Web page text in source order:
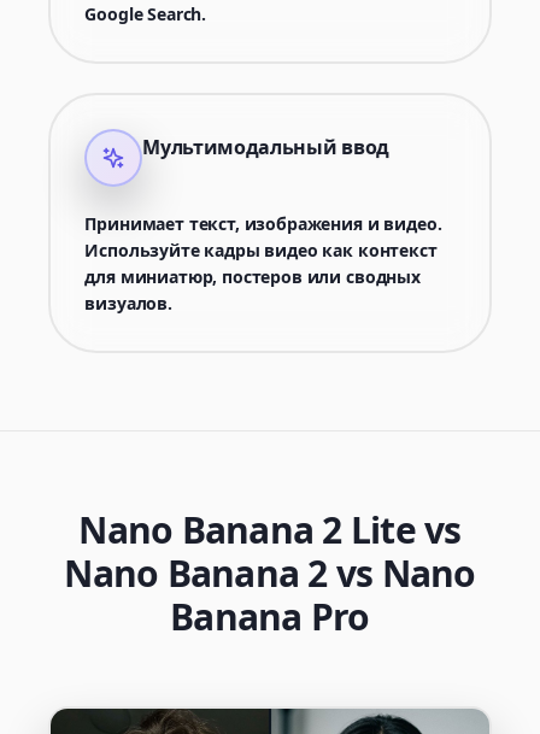
Google Search.
Мультимодальный ввод
Принимает текст, изображения и видео.
Используйте кадры видео как контекст
для миниатюр, постеров или сводных
визуалов.
Nano Banana 2 Lite vs
Nano Banana 2 vs Nano
Banana Pro